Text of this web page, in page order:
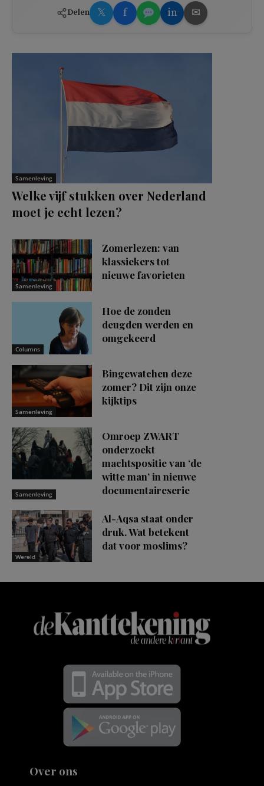
Delen 𝕏 f in ✉
Samenleving
Welke vijf stukken over Nederland
moet je echt lezen?
Samenleving
Zomerlezen: van
klassiekers tot
nieuwe favorieten
Columns
Hoe de zonden
deugden werden en
omgekeerd
Samenleving
Bingewatchen deze
zomer? Dit zijn onze
kijktips
Samenleving
Omroep ZWART
onderzoekt
machtspositie van ‘de
witte man’ in nieuwe
documentaireserie
Wereld
Al-Aqsa staat onder
druk. Wat betekent
dat voor moslims?
Over ons